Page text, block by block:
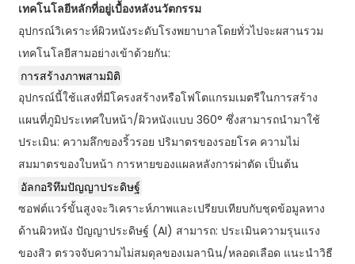
เทคโนโลยีหลักที่อยู่เบื้องหลังนวัตกรรม
อุปกรณ์วิเคราะห์ผิวหนังระดับโรงพยาบาลโดยทั่วไปจะผสานรวม
เทคโนโลยีสามอย่างเข้าด้วยกัน:
การสร้างภาพสามมิติ
อุปกรณ์นี้ใช้แสงที่มีโครงสร้างหรือโฟโตแกรมเมตรีในการสร้าง
แผนที่ภูมิประเทศใบหน้า/ผิวหนังแบบ 360° ซึ่งสามารถนำมาใช้
ประเมิน: ความลึกของริ้วรอย ปริมาตรของรอยโรค ความไม่
สมมาตรของใบหน้า การหายของแผลหลังการผ่าตัด เป็นต้น
อัลกอริทึมปัญญาประดิษฐ์
ซอฟต์แวร์ขั้นสูงจะวิเคราะห์ภาพและเปรียบเทียบกับชุดข้อมูลทาง
ด้านผิวหนัง ปัญญาประดิษฐ์ (AI) สามารถ: ประเมินความรุนแรง
ของสิว ตรวจจับความไม่สมดุลของเมลานิน/หลอดเลือด แนะนำวิธี